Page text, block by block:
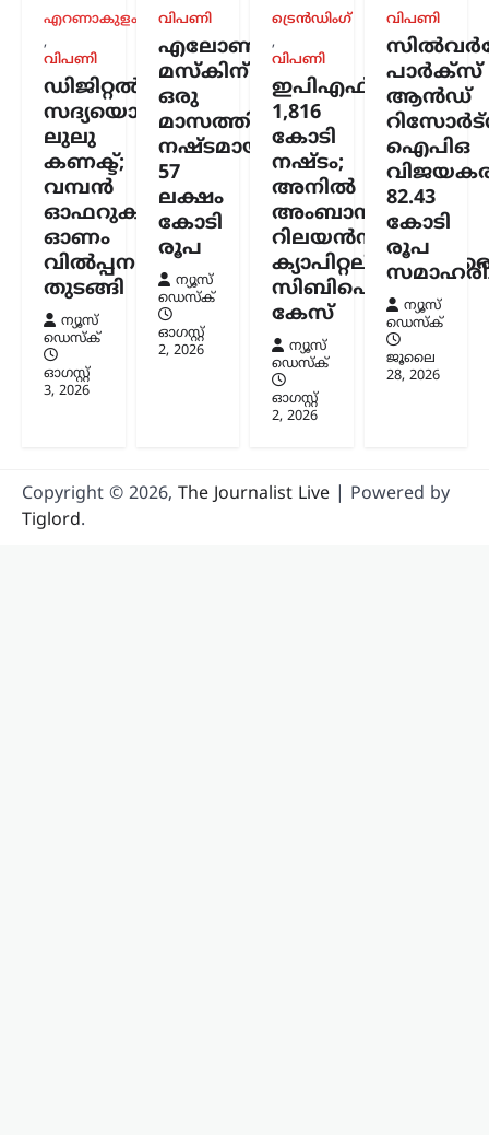
അന്താരാഷ്ട്രം ട്രെൻഡിംഗ്
ലേറ്റസ്റ്റ് ന്യൂസ്
ഇന്ത്യക്കും ചൈനക്കും
തിരിച്ചടി; റഷ്യൻ എണ്ണ
വാങ്ങുന്ന രാജ്യങ്ങൾക്ക്
100% വരെ തീരുവ;
നിർണായക ബില്ലിന്
യുഎസ് സെനറ്റ്
അംഗീകാരം
ന്യൂസ് ഡെസ്ക്
ഓഗസ്റ്റ്‌ 8, 2026
റഷ്യയിൽ നിന്ന് എണ്ണയും
പ്രകൃതിവാതകവും വാങ്ങുന്ന
രാജ്യങ്ങൾക്കെതിരെ കടുത്ത
സാമ്പത്തിക നടപടികൾക്ക്
വഴിയൊരുക്കുന്ന ബില്ലിന് യുഎസ്
സെനറ്റ് അംഗീകാരം നൽകി. ഇന്ത്യ,
എറണാകുളം
,
വിപണി
ഡിജിറ്റൽ
സദ്യയൊരുക്കി
ലുലു
കണക്ട്;
വമ്പൻ
ഓഫറുകളുമായി
ഓണം
വിൽപ്പന
തുടങ്ങി
ന്യൂസ്
ഡെസ്ക്
ഓഗസ്റ്റ്‌
3, 2026
വിപണി
എലോൺ
മസ്കിന്
ഒരു
മാസത്തിനുള്ളിൽ
നഷ്ടമായത്
57
ലക്ഷം
കോടി
രൂപ
ന്യൂസ്
ഡെസ്ക്
ഓഗസ്റ്റ്‌
2, 2026
ട്രെൻഡിംഗ്
,
വിപണി
ഇപിഎഫ്ഒയ്ക്ക്
1,816
കോടി
നഷ്ടം;
അനിൽ
അംബാനിക്കും
റിലയൻസ്
സിബിഐ
കേസ്
ന്യൂസ്
ഡെസ്ക്
ഓഗസ്റ്റ്‌
2, 2026
വിപണി
പാർക്സ്
ആൻഡ്
ഐപിഒ
82.43
കോടി
രൂപ
ന്യൂസ്
ഡെസ്ക്
ജൂലൈ
28, 2026
Copyright © 2026, The Journalist Live | Powered by
Tiglord.